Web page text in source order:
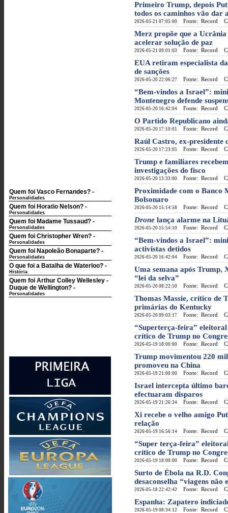
Quem foi Vasco Fernandes? -
Personalidades
Quem foi Horatio Nelson? -
Personalidades
Quem foi Madame Tussaud? -
Personalidades
Quem foi Christopher Wren? -
Personalidades
Quem foi Napoleão Bonaparte? -
Personalidades
O que foi a Batalha de Waterloo? -
História
Quem foi Arthur Colley Wellesley -
Duque de Wellington? -
Personalidades
Primeiro Trump, depois
todos os caminhos vão dar
2026-05-21 07:05:00 Fonte: Record
Merz propõe que a
acelerar solução de paz
2026-05-21 09:01:03 Fonte: Record
EUA retiram especialista
de sanções
2026-05-20 22:06:27 Fonte: Record
“Bem-vindos a Israel”:
Montenegro defende
2026-05-20 16:42:04 Fonte: Record
O Partido Republicano
2026-05-20 17:10:01 Fonte: Record
Raúl Castro, ex-presidente
2026-05-20 17:23:05 Fonte: Record
Trump e familiares
investigações do fisco
2026-05-20 13:33:00 Fonte: Record
Proximidade com o Banco
Bolsonaro
2026-05-20 15:14:58 Fonte: Record
Drone lança alarme na
2026-05-20 15:54:10 Fonte: Record
“Bem-vindos a Israel”:
activistas detidos
2026-05-20 16:42:04 Fonte: Record
Uma semana após Trump,
“lei da selva”
2026-05-20 08:22:50 Fonte: Record
Thomas Massie, crítico de
primárias do Kentucky
2026-05-20 09:03:17 Fonte: Record
“Superterça-feira”
crítico de Trump no
2026-05-19 18:00:00 Fonte: Record
Trump movimentou 220
promoveu na China
2026-05-19 21:00:00 Fonte: Record
Israel intercepta último
efectuaram disparos
2026-05-19 21:26:34 Fonte: Record
Xi recebe o velho amigo
relação
2026-05-19 16:56:14 Fonte: Record
“Super terça-feira”
crítico de Trump no
2026-05-19 18:00:00 Fonte: Record
Surto de Ébola na R.D.
desaconselha “viagens não
2026-05-18 22:42:42 Fonte: Record
Espanha: Zapatero
2026-05-19 08:34:12 Fonte: Record